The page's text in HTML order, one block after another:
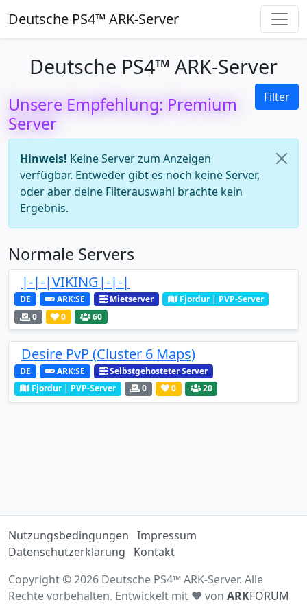
Deutsche PS4™ ARK-Server
Deutsche PS4™ ARK-Server
Filter
Unsere Empfehlung: Premium
Server
Hinweis! Keine Server zum Anzeigen
verfügbar. Entweder gibt es noch keine Server,
oder aber deine Filterauswahl brachte kein
Ergebnis.
Normale Servers
|-|-|VIKING|-|-|
DE ARK:SE Mietserver
Fjordur | PVP-Server
0
0 60
Desire PvP (Cluster 6 Maps)
DE ARK:SE
Selbstgehosteter Server
Fjordur | PVP-Server
0 0 20
Nutzungsbedingungen Impressum
Datenschutzerklärung
Kontakt
Copyright © 2026 Deutsche PS4™ ARK-Server. Alle
Rechte vorbehalten. Entwickelt mit ♥ von ARKFORUM